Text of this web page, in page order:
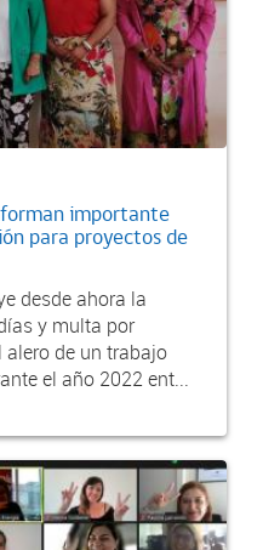
importante
para proyectos de
desde ahora la
y multa por
de un trabajo
el año 2022 ent...